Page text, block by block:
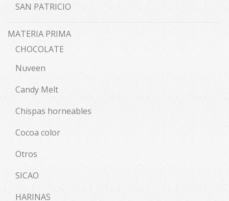
SAN PATRICIO
MATERIA PRIMA
CHOCOLATE
Nuveen
Candy Melt
Chispas horneables
Cocoa color
Otros
SICAO
HARINAS